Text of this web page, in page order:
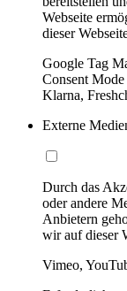
Webseite
dieser
Google Tag
Consent
Klarna,
Externe
Durch das
oder andere
Anbietern
wir auf dieser
Vimeo,